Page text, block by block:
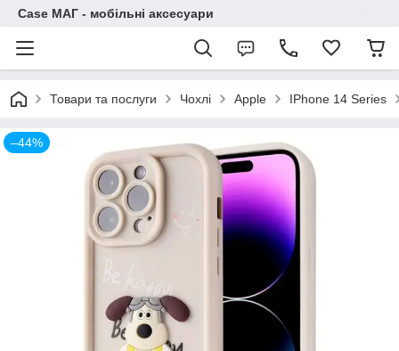
Case МАГ - мобільні аксесуари
Товари та послуги Чохлі Apple IPhone 14 Series
–44%